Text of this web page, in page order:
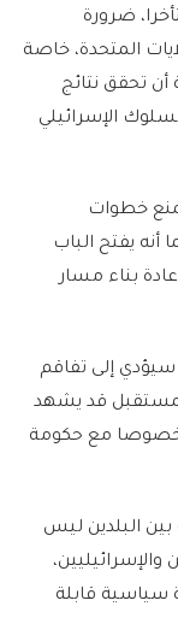
ضرورة
المتحدة، خاصة
تحقق نتائج
الإسرائيلي
خطوات
يفتح الباب
بناء مسار
سيؤدي إلى تفاقم
قد يشهد
خصوصا مع حكومة
البلدين ليس
سياسية قابلة